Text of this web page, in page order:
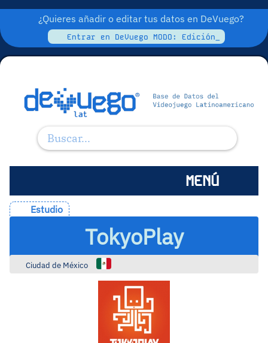
¿Quieres añadir o editar tus datos en DeVuego?
Entrar en DeVuego MODO: Edición_
MENÚ
Estudio
TokyoPlay
Ciudad de México